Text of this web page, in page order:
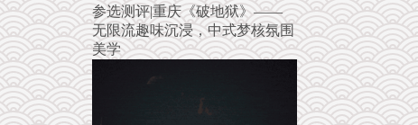
参选测评|重庆《破地狱》——
无限流趣味沉浸，中式梦核氛围
美学